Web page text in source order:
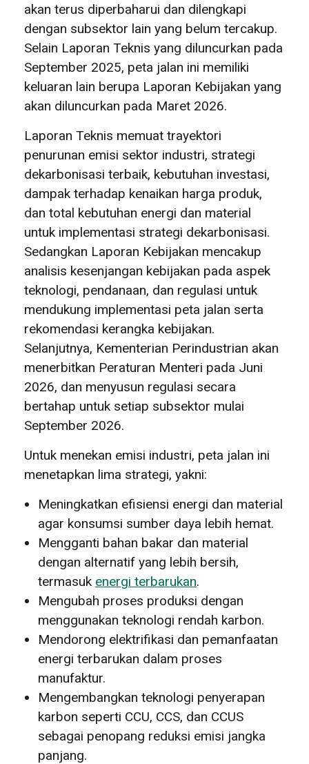
akan terus diperbaharui dan dilengkapi
dengan subsektor lain yang belum tercakup.
Selain Laporan Teknis yang diluncurkan pada
September 2025, peta jalan ini memiliki
keluaran lain berupa Laporan Kebijakan yang
akan diluncurkan pada Maret 2026.
Laporan Teknis memuat trayektori
penurunan emisi sektor industri, strategi
dekarbonisasi terbaik, kebutuhan investasi,
dampak terhadap kenaikan harga produk,
dan total kebutuhan energi dan material
untuk implementasi strategi dekarbonisasi.
Sedangkan Laporan Kebijakan mencakup
analisis kesenjangan kebijakan pada aspek
teknologi, pendanaan, dan regulasi untuk
mendukung implementasi peta jalan serta
rekomendasi kerangka kebijakan.
Selanjutnya, Kementerian Perindustrian akan
menerbitkan Peraturan Menteri pada Juni
2026, dan menyusun regulasi secara
bertahap untuk setiap subsektor mulai
September 2026.
Untuk menekan emisi industri, peta jalan ini
menetapkan lima strategi, yakni:
Meningkatkan efisiensi energi dan material
agar konsumsi sumber daya lebih hemat.
Mengganti bahan bakar dan material
dengan alternatif yang lebih bersih,
termasuk energi terbarukan.
Mengubah proses produksi dengan
menggunakan teknologi rendah karbon.
Mendorong elektrifikasi dan pemanfaatan
energi terbarukan dalam proses
manufaktur.
Mengembangkan teknologi penyerapan
karbon seperti CCU, CCS, dan CCUS
sebagai penopang reduksi emisi jangka
panjang.